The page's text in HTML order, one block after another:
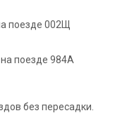
поезде 002Щ
поезде 984А
без пересадки.